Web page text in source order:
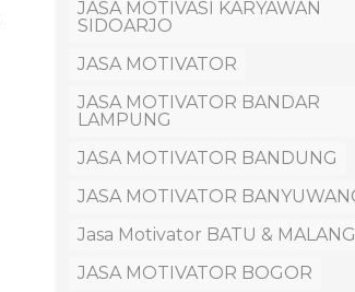
JASA MOTIVASI KARYAWAN
SIDOARJO
JASA MOTIVATOR
JASA MOTIVATOR BANDAR
LAMPUNG
JASA MOTIVATOR BANDUNG
JASA MOTIVATOR
Jasa Motivator BATU & MALANG
JASA MOTIVATOR BOGOR